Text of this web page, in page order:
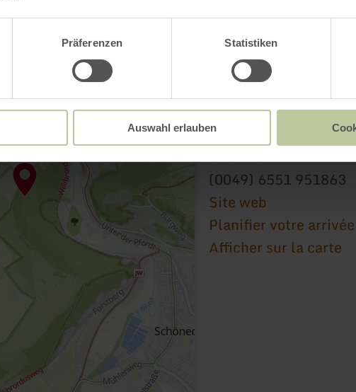
Präferenzen Statistiken
Auswahl erlauben
Raiffeisen-Markt
Bahnhostraße 26
54595 Prüm
(0049) 6551 951863
Site web
Planifier votre arrivée
Afficher sur la carte